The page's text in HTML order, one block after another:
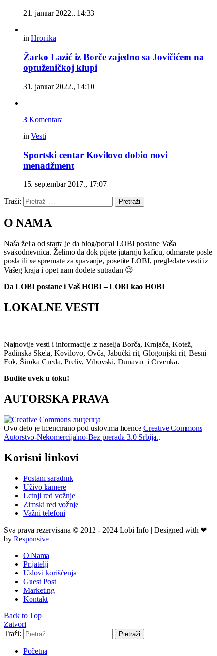
21. januar 2022., 14:33
in Hronika
Žarko Lazić iz Borče zajedno sa Jovičićem na
optuženičkoj klupi
31. januar 2022., 14:10
3 Komentara
in Vesti
Sportski centar Kovilovo dobio novi
menadžment
15. septembar 2017., 17:07
Traži: Pretraži
O NAMA
Naša želja od starta je da blog/portal LOBI postane Vaša
svakodnevnica. Želimo da dok pijete jutarnju kaficu, odmarate posle
posla ili se spremate za spavanje, posetite LOBI, pregledate vesti iz
Vašeg kraja i opet nam dođete sutradan 😉
Da LOBI postane i Vaš HOBI – LOBI kao HOBI
LOKALNE VESTI
Najnovije vesti i informacije iz naselja Borča, Krnjača, Kotež,
Padinska Skela, Kovilovo, Ovča, Jabučki rit, Glogonjski rit, Besni
Fok, Široka Greda, Preliv, Vrbovski, Dunavac i Crvenka.
Budite uvek u toku!
AUTORSKA PRAVA
Ovo delo je licencirano pod uslovima licence Creative Commons
Autorstvo-Nekomercijalno-Bez prerada 3.0 Srbija..
Korisni linkovi
Postani saradnik
Uživo kamere
Letnji red vožnje
Zimski red vožnje
Važni telefoni
Sva prava rezervisana © 2012 - 2024 Lobi Info | Designed with ❤
by Responsive
O Nama
Prijatelji
Uslovi korišćenja
Guest Post
Marketing
Kontakt
Back to Top
Zatvori
Traži:
Pretraži
Početna